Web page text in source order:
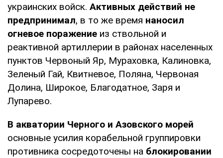
украинских войск. Активных действий не
предпринимал, в то же время наносил
огневое поражение из ствольной и
реактивной артиллерии в районах населенных
пунктов Червоный Яр, Мураховка, Калиновка,
Зеленый Гай, Квитневое, Поляна, Червоная
Долина, Широкое, Благодатное, Заря и
Лупарево.
В акватории Черного и Азовского морей
основные усилия корабельной группировки
противника сосредоточены на блокировании